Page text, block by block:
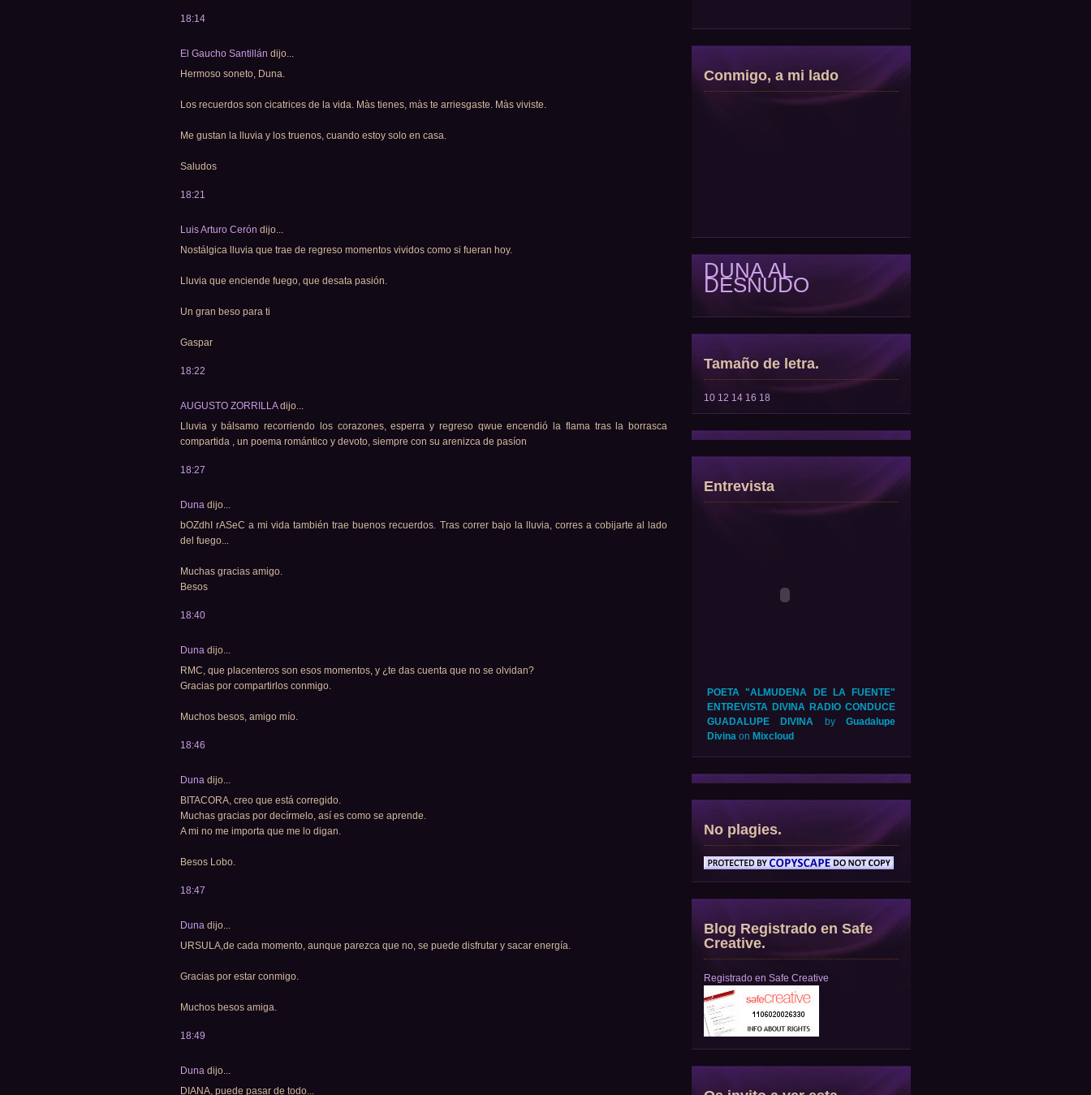
18:14
El Gaucho Santillán dijo...
Hermoso soneto, Duna.
Los recuerdos son cicatrices de la vida. Màs tienes, màs te arriesgaste. Màs viviste.
Me gustan la lluvia y los truenos, cuando estoy solo en casa.
Saludos
18:21
Luis Arturo Cerón dijo...
Nostálgica lluvia que trae de regreso momentos vividos como si fueran hoy.
Lluvia que enciende fuego, que desata pasión.
Un gran beso para ti
Gaspar
18:22
AUGUSTO ZORRILLAdijo...
Lluvia y bálsamo recorriendo los corazones, esperra y regreso qwue encendió la flama tras la borrasca
compartida , un poema romántico y devoto, siempre con su arenizca de pasíon
18:27
Duna dijo...
bOZdhI rASeC a mi vida también trae buenos recuerdos. Tras correr bajo la lluvia, corres a cobijarte al lado
del fuego...
Muchas gracias amigo.
Besos
18:40
Duna dijo...
RMC, que placenteros son esos momentos, y ¿te das cuenta que no se olvidan?
Gracias por compartirlos conmigo.
Muchos besos, amigo mío.
18:46
Duna dijo...
BITACORA, creo que está corregido.
Muchas gracias por decírmelo, así es como se aprende.
A mi no me importa que me lo digan.
Besos Lobo.
18:47
Duna dijo...
URSULA,de cada momento, aunque parezca que no, se puede disfrutar y sacar energía.
Gracias por estar conmigo.
Muchos besos amiga.
18:49
Duna dijo...
DIANA, puede pasar de todo...
Conmigo, a mi lado
DUNA AL
DESNUDO
Tamaño de letra.
10 12 14 16 18
Entrevista
POETA "ALMUDENA DE LA FUENTE"
ENTREVISTA DIVINA RADIO CONDUCE
GUADALUPE DIVINA byGuadalupe
Divina on Mixcloud
No plagies.
Blog Registrado en Safe
Creative.
Registrado en Safe Creative